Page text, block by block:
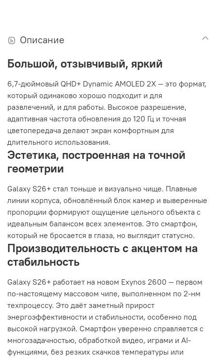
Описание
Большой, отзывчивый, яркий
6,7-дюймовый QHD+ Dynamic AMOLED 2X — это формат,
который одинаково хорошо подходит и для
развлечений, и для работы. Высокое разрешение,
адаптивная частота обновления до 120 Гц и точная
цветопередача делают экран комфортным для
длительного использования.
Эстетика, построенная на точной
геометрии
Galaxy S26+ стал тоньше и визуально чище. Плавные
линии корпуса, обновлённый блок камер и выверенные
пропорции формируют ощущение цельного объекта с
идеальным балансом всех элементов. Это смартфон,
который не бросается в глаза, но выглядит статусно.
Производительность с акцентом на
стабильность
Galaxy S26+ работает на новом Exynos 2600 — первом
по-настоящему массовом чипе, выполненном по 2-нм
техпроцессу. Это даёт заметный прирост
энергоэффективности и стабильности, особенно под
высокой нагрузкой. Смартфон уверенно справляется с
многозадачностью, обработкой видео, играми и AI-
функциями, без резких скачков температуры или